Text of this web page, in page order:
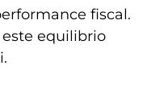
fiscal.
equilibrio